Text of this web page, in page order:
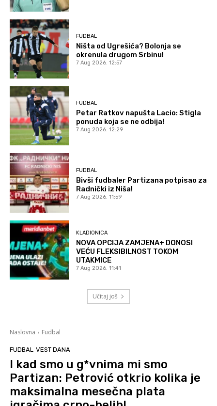
FUDBAL
Ništa od Ugrešića? Bolonja se
okrenula drugom Srbinu!
7 Aug 2026. 12:57
FUDBAL
Petar Ratkov napušta Lacio: Stigla
ponuda koja se ne odbija!
7 Aug 2026. 12:29
FUDBAL
Bivši fudbaler Partizana potpisao za
Radnički iz Niša!
7 Aug 2026. 11:59
KLADIONICA
NOVA OPCIJA ZAMJENA+ DONOSI
VEĆU FLEKSIBILNOST TOKOM
UTAKMICE
7 Aug 2026. 11:41
Učitaj još